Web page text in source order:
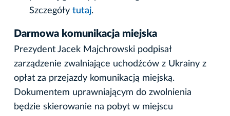
Szczegóły tutaj.
Darmowa komunikacja miejska
Prezydent Jacek Majchrowski podpisał
zarządzenie zwalniające uchodźców z Ukrainy z
opłat za przejazdy komunikacją miejską.
Dokumentem uprawniającym do zwolnienia
będzie skierowanie na pobyt w miejscu